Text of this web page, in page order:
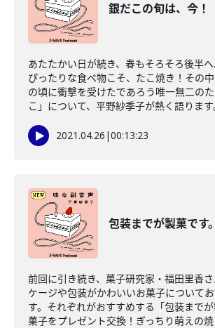
銀だこの旬は、今！
あたたかい日が続き、春もそろそろ後半
ぴったりな食べ物こそ、たこ焼き！その
の頃に衝撃を受けたであろう唯一無二の
こ」について、平野紗季子が熱く語ります
2021.04.26 |00:13:23
包装までが製菓です
前回に引き続き、菓子研究家・福田里香
ケージや包装がかわいいお菓子について
す。それぞれがおすすめする「包装まで
菓子をプレゼント交換！ぎっちり萌えの焼